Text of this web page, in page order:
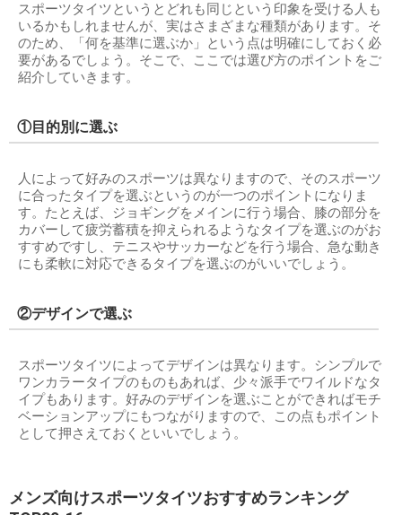
スポーツタイツというとどれも同じという印象を受ける人も
いるかもしれませんが、実はさまざまな種類があります。そ
のため、「何を基準に選ぶか」という点は明確にしておく必
要があるでしょう。そこで、ここでは選び方のポイントをご
紹介していきます。
①目的別に選ぶ
人によって好みのスポーツは異なりますので、そのスポーツ
に合ったタイプを選ぶというのが一つのポイントになりま
す。たとえば、ジョギングをメインに行う場合、膝の部分を
カバーして疲労蓄積を抑えられるようなタイプを選ぶのがお
すすめですし、テニスやサッカーなどを行う場合、急な動き
にも柔軟に対応できるタイプを選ぶのがいいでしょう。
②デザインで選ぶ
スポーツタイツによってデザインは異なります。シンプルで
ワンカラータイプのものもあれば、少々派手でワイルドなタ
イプもあります。好みのデザインを選ぶことができればモチ
ベーションアップにもつながりますので、この点もポイント
として押さえておくといいでしょう。
メンズ向けスポーツタイツおすすめランキング